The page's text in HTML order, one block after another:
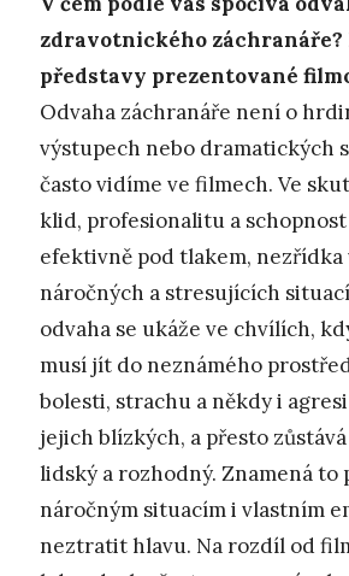
zdravotnického záchranáře?
představy prezentované
Odvaha záchranáře není o
výstupech nebo dramatických
často vidíme ve filmech. Ve
klid, profesionalitu a
efektivně pod tlakem, nezřídka
náročných a stresujících
odvaha se ukáže ve chvílích,
musí jít do neznámého
bolesti, strachu a někdy i
jejich blízkých, a přesto
lidský a rozhodný. Znamená to
náročným situacím i vlastním
neztratit hlavu. Na rozdíl od